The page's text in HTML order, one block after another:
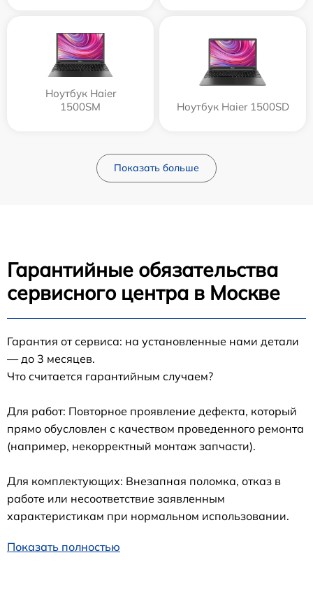
Ноутбук Haier
1500SM
Ноутбук Haier 1500SD
Показать больше
Гарантийные обязательства
сервисного центра в Москве
Гарантия от сервиса: на установленные нами детали
— до 3 месяцев.
Что считается гарантийным случаем?
Для работ: Повторное проявление дефекта, который
прямо обусловлен с качеством проведенного ремонта
(например, некорректный монтаж запчасти).
Для комплектующих: Внезапная поломка, отказ в
работе или несоответствие заявленным
характеристикам при нормальном использовании.
Показать полностью